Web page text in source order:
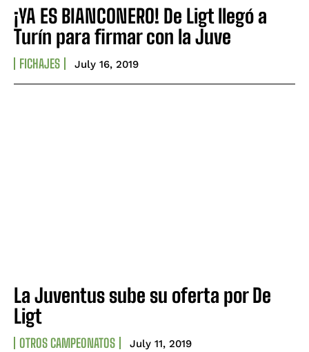
¡YA ES BIANCONERO! De Ligt llegó a
Turín para firmar con la Juve
FICHAJES July 16, 2019
La Juventus sube su oferta por De
Ligt
OTROS CAMPEONATOS July 11, 2019